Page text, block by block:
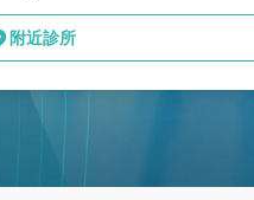
附近診所